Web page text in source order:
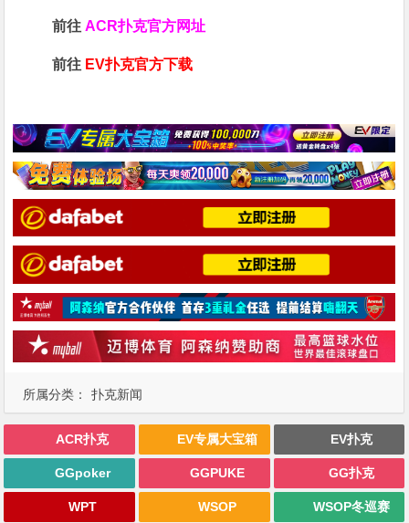
所属分类： 扑克新闻
前往ACR扑克官方网址
前往 EV扑克官方下载
ACR扑克 EV专属大宝箱 EV扑克
GGpoker GGPUKE GG扑克
WPT WSOP WSOP冬巡赛